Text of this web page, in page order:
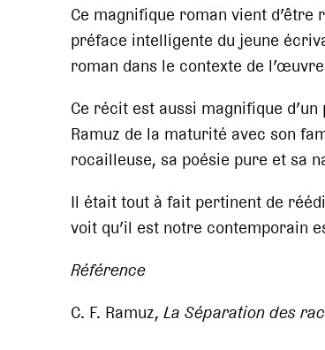
Ce magnifique roman vient
préface intelligente du jeune
roman dans le contexte de
Ce récit est aussi magnifique
Ramuz de la maturité avec son
rocailleuse, sa poésie pure et sa
Il était tout à fait pertinent de
voit qu’il est notre contemporain
Référence
C. F. Ramuz, La Séparation des